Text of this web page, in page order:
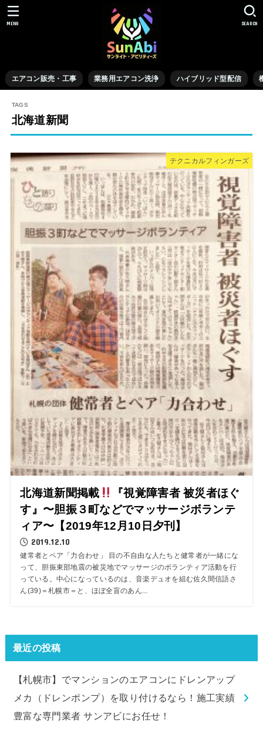
エアコン販売・工事 業務用エアコン洗浄 ハイブリッド型配信
SEARCH
MENU
北海道新聞
テクニカルフィンガーズ
北海道新聞掲載
『視覚障害者 被災者ほぐ
す』〜胆振３町などでマッサージボランテ
ィア〜【2019年12月10日夕刊】
2019.12.10
健常者とペア「力合わせ」 目の不自由な人たちと健常者が一緒にな
って、胆振東部地震の被災地でマッサージのボランティア活動を行
っている。中心になっているのは、音楽デュオを組む佐久間信語さ
ん(39)＝札幌市＝と、ほぼ全盲のあん...
最近の投稿
【札幌市】でマンションのエアコンにドレンアップ
メカ（ドレンポンプ）を取り付けるなら！施工実績
豊富な専門業者 サンアビにお任せ！